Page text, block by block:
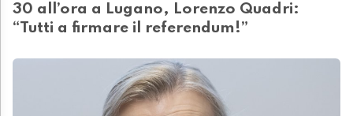
30 all’ora a Lugano, Lorenzo Quadri:
“Tutti a firmare il referendum!”